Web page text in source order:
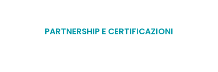
PARTNERSHIP E CERTIFICAZIONI